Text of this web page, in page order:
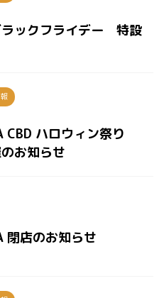
ックフライデー 特設
CBD ハロウィン祭り
お知らせ
閉店のお知らせ